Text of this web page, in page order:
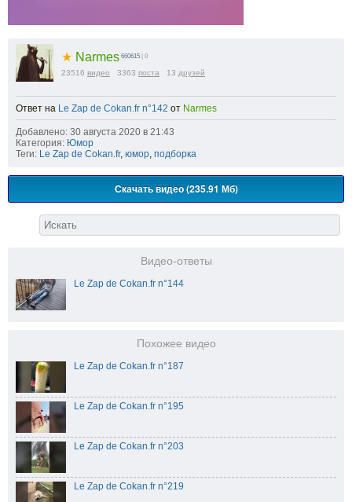
★ Narmes 660615 | 0
23516 видео 3363 поста 13 друзей
Ответ на Le Zap de Cokan.fr n°142 от Narmes
Добавлено: 30 августа 2020 в 21:43
Категория: Юмор
Теги: Le Zap de Cokan.fr, юмор, подборка
Скачать видео (235.91 Мб)
Видео-ответы
Le Zap de Cokan.fr n°144
Похожее видео
Le Zap de Cokan.fr n°187
Le Zap de Cokan.fr n°195
Le Zap de Cokan.fr n°203
Le Zap de Cokan.fr n°219